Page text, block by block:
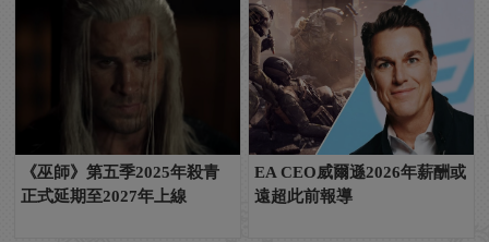
《巫師》第五季2025年殺青
正式延期至2027年上線
EA CEO威爾遜2026年薪酬或
遠超此前報導